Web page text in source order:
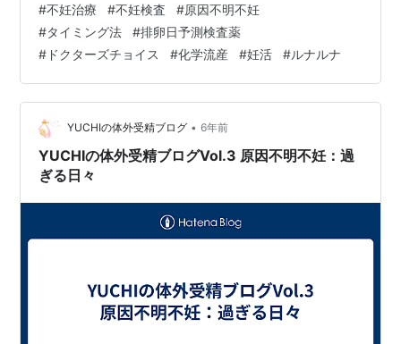
とかそろそろ考えるべきかな・・・」と言ってみたり。
でも不妊治療については話にだしてみるものの、優柔不
断なため結果が確実でないものを自分から強く提案まで
はできない私。「まぁまだ先かなー」とか「来年かな
ー」とか返されるのが常でした。 で、35歳を過ぎて気が
抜けて、自分からは不妊治療について言い…
#不妊治療 #不妊検査 #原因不明不妊
#タイミング法 #排卵日予測検査薬
# ドクターズチョイス #化学流産 #妊活 #ルナルナ
YUCHIの体外受精ブログ • 6年前
YUCHIの体外受精ブログVol.3 原因不明不妊：過
ぎる日々